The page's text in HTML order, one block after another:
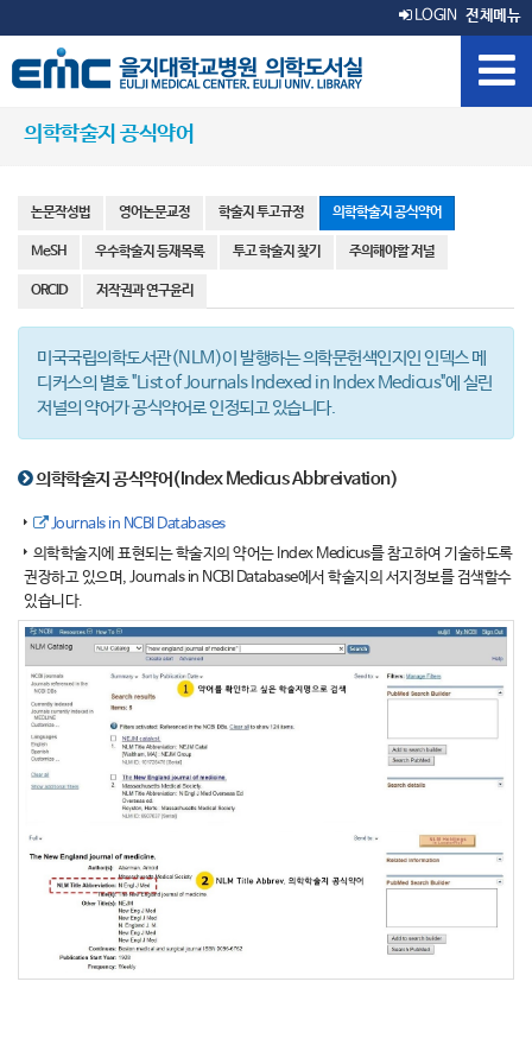
LOGIN 전체메뉴
의학학술지 공식약어
논문작성법 영어논문교정 학술지 투고규정 의학학술지 공식약어
MeSH 우수학술지 등재목록 투고 학술지 찾기 주의해야할 저널
ORCID 저작권과 연구윤리
미국국립의학도서관(NLM)이 발행하는 의학문헌색인지인 인덱스 메
디커스의 별호 "List of Journals Indexed in Index Medicus"에 실린
저널의 약어가 공식약어로 인정되고 있습니다.
의학학술지 공식약어(Index Medicus Abbreivation)
Journals in NCBI Databases
의학학술지에 표현되는 학술지의 약어는 Index Medicus를 참고하여 기술하도록
권장하고 있으며, Journals in NCBI Database에서 학술지의 서지정보를 검색할수
있습니다.